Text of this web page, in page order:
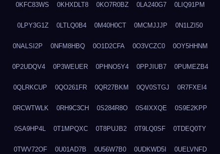
0KFC83WS 0KHXDLT8 0KO7R0BZ 0LA240G7 0LIQ91PM
0LPY3G1Z 0LTLQ0B4 0M40H0CT 0MCMJJJP 0N1LZI50
0NALSI2P 0NFM8HBQ 0O1D2CFA 0O3VCZC0 0OY5HHNM
0P2UDQV4 0P3WEUER 0PHNO5Y4 0PPJIUB7 0PUMEZB4
0QLRKCUP 0QO261FR 0QR27BKM 0QV0STGJ 0R7FXEI4
0RCWTWLK 0RH9C3CH 0S284R8O 0S4IXXQE 0S9E2KPP
0SA9HP4L 0T1MPQXC 0T8PUJB2 0T9LQ0SF 0TDEQ0TY
0TWV72OF 0U01AD7B 0U56W7B0 0UDKWD5I 0UELVNFD